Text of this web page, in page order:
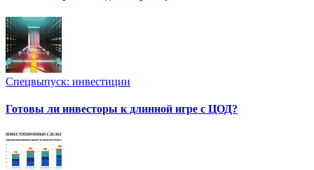
Спецвыпуск: инвестиции
Готовы ли инвесторы к длинной игре с ЦОД?